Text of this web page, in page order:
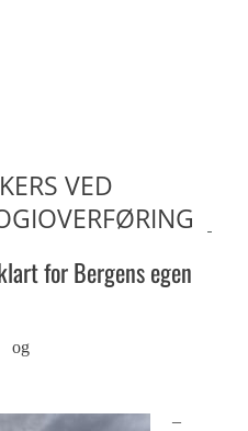
VED
for Bergens egen
og
–